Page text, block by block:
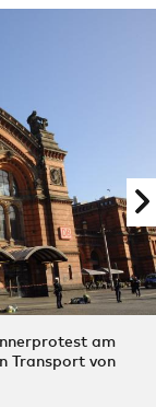
am
Transport von